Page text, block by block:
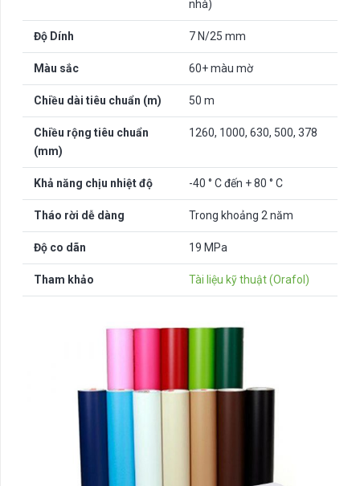
nhà)
Độ Dính 7 N/25 mm
Màu sắc 60+ màu mờ
Chiều dài tiêu chuẩn (m) 50 m
Chiều rộng tiêu chuẩn
(mm)
1260, 1000, 630, 500, 378
Khả năng chịu nhiệt độ -40 ° C đến + 80 ° C
Tháo rời dễ dàng Trong khoảng 2 năm
Độ co dãn 19 MPa
Tham khảo Tài liệu kỹ thuật (Orafol)